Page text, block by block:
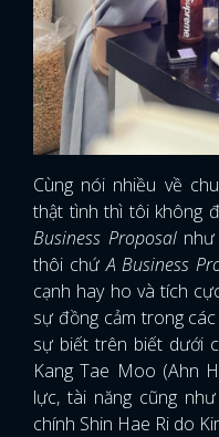
Cùng nói nhiều về
thật tình thì tôi không
Business Proposalnhư
thôi chứA Business
cạnh hay ho và tích
sự đồng cảm trong
sự biết trên biết dưới
Kang Tae Moo (Ahn
lực, tài năng cũng
chính Shin Hae Ri do